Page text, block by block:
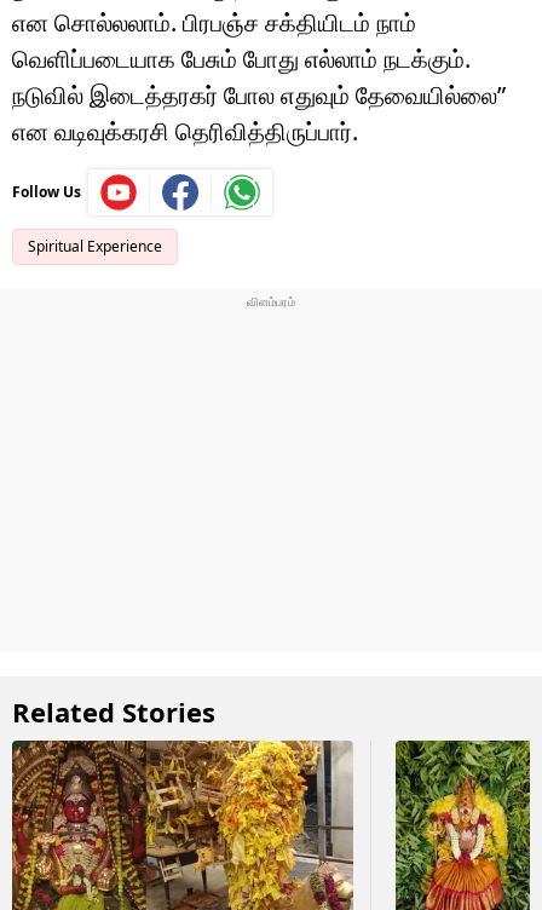
என சொல்லலாம். பிரபஞ்ச சக்தியிடம் நாம்
வெளிப்படையாக பேசும் போது எல்லாம் நடக்கும்.
நடுவில் இடைத்தரகர் போல எதுவும் தேவையில்லை”
என வடிவுக்கரசி தெரிவித்திருப்பார்.
Follow Us
Spiritual Experience
Related Stories